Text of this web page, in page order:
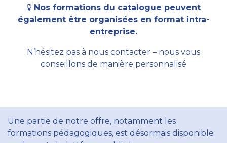
Nos formations du catalogue peuvent
également être organisées en format intra-
entreprise.
N’hésitez pas à nous contacter – nous vous
conseillons de manière personnalisé
Une partie de notre offre, notamment les
formations pédagogiques, est désormais disponible